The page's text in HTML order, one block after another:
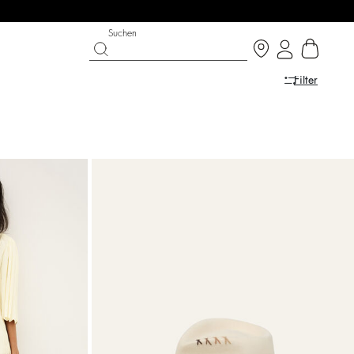
CHANCE
Entdecken
Suchen
Filter